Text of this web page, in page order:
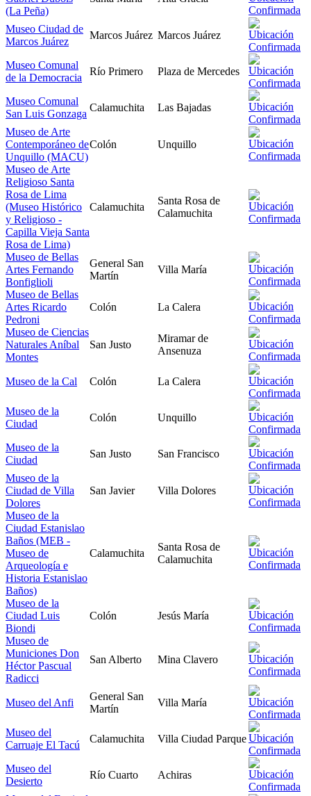
(La Peña)
Museo Ciudad de
Marcos Juárez
Marcos Juárez Marcos Juárez
Museo Comunal
de la Democracia
Río Primero Plaza de Mercedes
Museo Comunal
San Luis Gonzaga
Calamuchita Las Bajadas
Museo de Arte
Contemporáneo de
Unquillo (MACU)
Colón Unquillo
Museo de Arte
Religioso Santa
Rosa de Lima
(Museo Histórico
y Religioso -
Capilla Vieja Santa
Rosa de Lima)
Calamuchita
Santa Rosa de
Calamuchita
Museo de Bellas
Artes Fernando
Bonfiglioli
General San
Martín
Villa María
Museo de Bellas
Artes Ricardo
Pedroni
Colón La Calera
Museo de Ciencias
Naturales Aníbal
Montes
San Justo
Miramar de
Ansenuza
Museo de la Cal Colón La Calera
Museo de la
Ciudad
Colón Unquillo
Museo de la
Ciudad
San Justo San Francisco
Museo de la
Ciudad de Villa
Dolores
San Javier Villa Dolores
Museo de la
Ciudad Estanislao
Baños (MEB -
Museo de
Arqueología e
Historia Estanislao
Baños)
Calamuchita
Santa Rosa de
Calamuchita
Museo de la
Ciudad Luis
Biondi
Colón Jesús María
Museo de
Municiones Don
Héctor Pascual
Radicci
San Alberto Mina Clavero
Museo del Anfi
General San
Martín
Villa María
Museo del
Carruaje El Tacú
Calamuchita Villa Ciudad Parque
Museo del
Desierto
Río Cuarto Achiras